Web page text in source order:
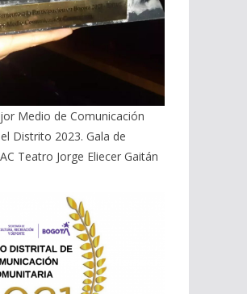
Medio de Comunicación
Distrito 2023. Gala de
Teatro Jorge Eliecer Gaitán